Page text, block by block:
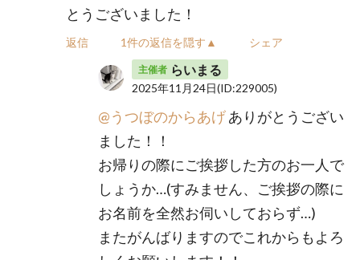
とうございました！
返信 1件の返信を隠す▲ シェア
主催者 らいまる
2025年11月24日(ID:229005)
@うつぼのからあげありがとうござい
ました！！
お帰りの際にご挨拶した方のお一人で
しょうか…(すみません、ご挨拶の際に
お名前を全然お伺いしておらず…)
またがんばりますのでこれからもよろ